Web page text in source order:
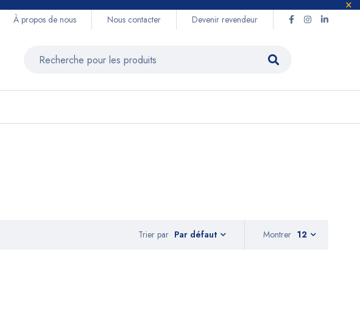
À propos de nous Nous contacter Devenir revendeur
Trier par Par défaut Montrer 12